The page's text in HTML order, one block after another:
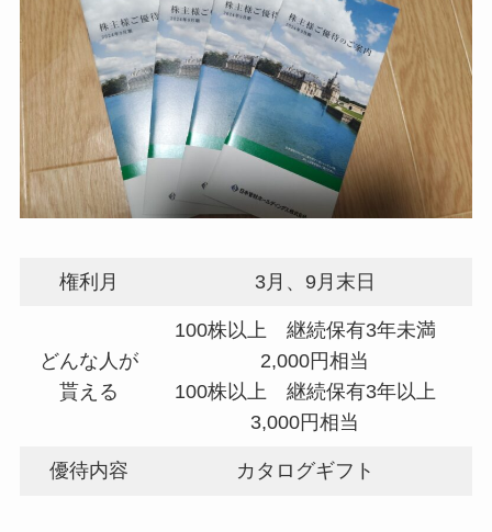
権利月 3月、9月末日
どんな人が
貰える
100株以上 継続保有3年未満
2,000円相当
100株以上 継続保有3年以上
3,000円相当
優待内容 カタログギフト